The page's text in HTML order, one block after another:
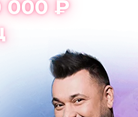
000 ₽